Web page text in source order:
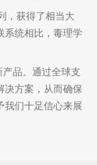
，获得了相当大
系统相比，毒理学
品。通过全球支
决方案，从而确保
我们十足信心来展